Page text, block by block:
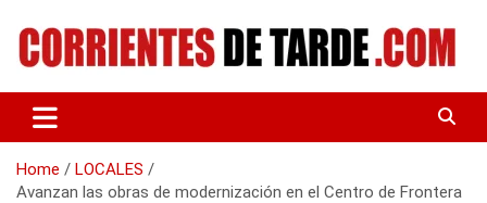
content
CORRIENTES DE TARDE
Home
LOCALES
Avanzan las obras de modernización en el Centro de Frontera